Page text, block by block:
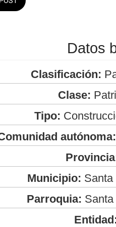
Datos
Clasificación:
Clase:
Tipo:
autónoma:
Municipio:
Parroquia: